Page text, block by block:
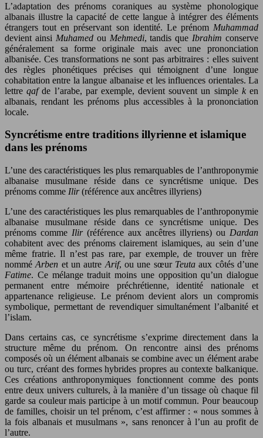
L’adaptation des prénoms coraniques au système phonologique
albanais illustre la capacité de cette langue à intégrer des éléments
étrangers tout en préservant son identité. Le prénom Muhammad
devient ainsi Muhamedou Mehmedi, tandis que Ibrahim conserve
généralement sa forme originale mais avec une prononciation
albanisée. Ces transformations ne sont pas arbitraires : elles suivent
des règles phonétiques précises qui témoignent d’une longue
cohabitation entre la langue albanaise et les influences orientales. La
lettreqafde l’arabe, par exemple, devient souvent un simple ken
albanais, rendant les prénoms plus accessibles à la prononciation
locale.
Syncrétisme entre traditions illyrienne et islamique
dans les prénoms
L’une des caractéristiques les plus remarquables de l’anthroponymie
albanaise musulmane réside dans ce syncrétisme unique. Des
prénoms comme Ilir(référence aux ancêtres illyriens)
L’une des caractéristiques les plus remarquables de l’anthroponymie
albanaise musulmane réside dans ce syncrétisme unique. Des
prénoms comme Ilir(référence aux ancêtres illyriens) ou Dardan
cohabitent avec des prénoms clairement islamiques, au sein d’une
même fratrie. Il n’est pas rare, par exemple, de trouver un frère
nomméArben et un autre Arif, ou une sœur Teuta aux côtés d’une
Fatime. Ce mélange traduit moins une opposition qu’un dialogue
permanent entre mémoire préchrétienne, identité nationale et
appartenance religieuse. Le prénom devient alors un compromis
symbolique, permettant de revendiquer simultanément l’albanité et
l’islam.
Dans certains cas, ce syncrétisme s’exprime directement dans la
structure même du prénom. On rencontre ainsi des prénoms
composés où un élément albanais se combine avec un élément arabe
ou turc, créant des formes hybrides propres au contexte balkanique.
Ces créations anthroponymiques fonctionnent comme des ponts
entre deux univers culturels, à la manière d’un tissage où chaque fil
garde sa couleur mais participe à un motif commun. Pour beaucoup
de familles, choisir un tel prénom, c’est affirmer : « nous sommes à
la fois albanais et musulmans », sans renoncer à l’un au profit de
l’autre.